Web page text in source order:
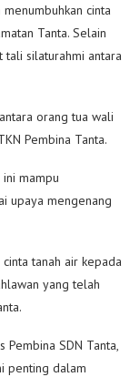
cinta
Tanta. Selain
silaturahmi antara
orang tua wali
Pembina Tanta.
mampu
upaya mengenang
tanah air kepada
yang telah
Pembina SDN Tanta,
penting dalam